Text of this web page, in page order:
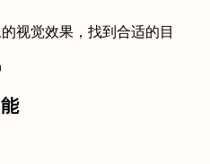
视觉效果，找到合适的目